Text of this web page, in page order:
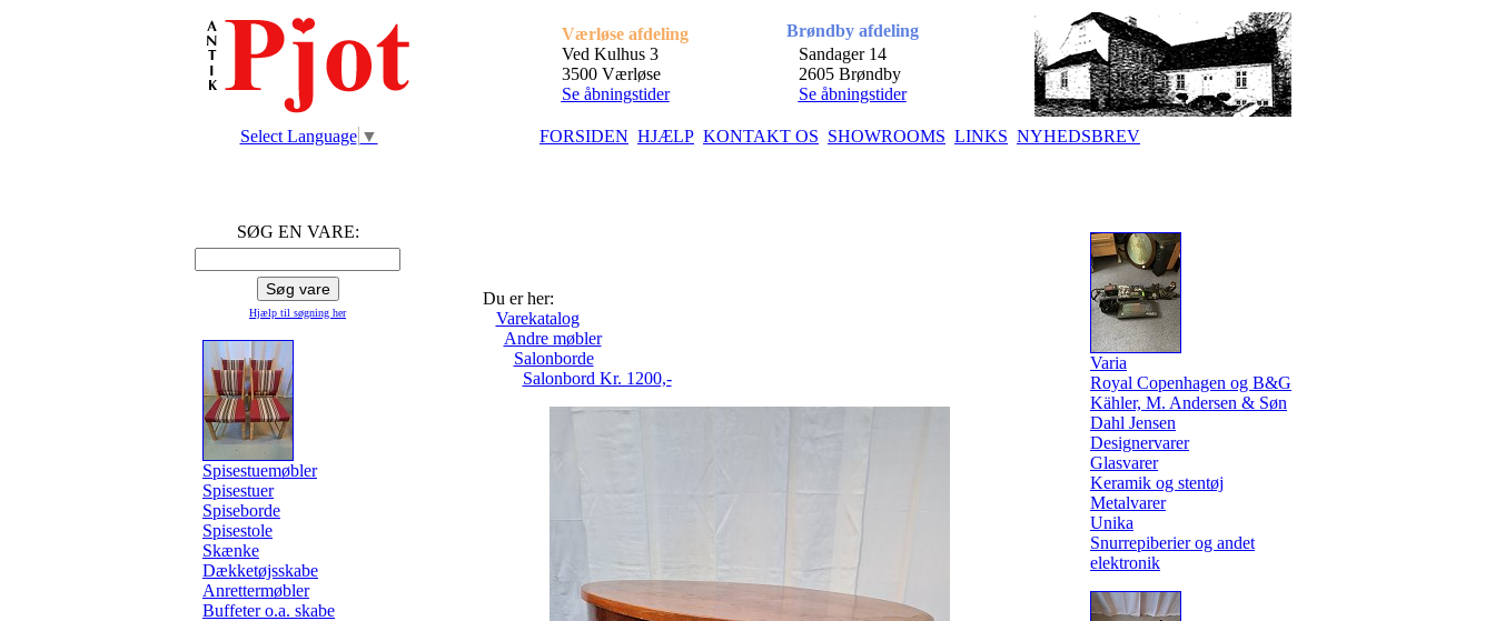
Værløse afdeling
Ved Kulhus 3
3500 Værløse
Se åbningstider
Brøndby afdeling
Sandager 14
2605 Brøndby
Se åbningstider
Select Language ▼ FORSIDEN HJÆLP KONTAKT OS SHOWROOMS LINKS NYHEDSBREV
SØG EN VARE:
Hjælp til søgning her
Spisestuemøbler
Spisestuer
Spiseborde
Spisestole
Skænke
Dækketøjsskabe
Anrettermøbler
Buffeter o.a. skabe
Du er her:
Varekatalog
Andre møbler
Salonborde
Salonbord Kr. 1200,-
Varia
Royal Copenhagen og B&G
Kähler, M. Andersen & Søn
Dahl Jensen
Designervarer
Glasvarer
Keramik og stentøj
Metalvarer
Unika
Snurrepiberier og andet
elektronik